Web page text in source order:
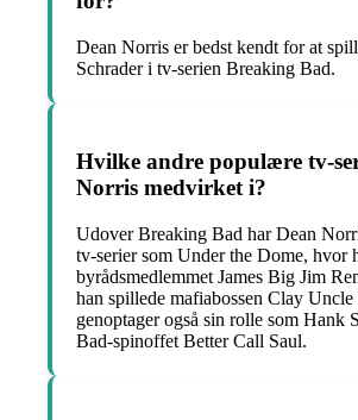
Dean Norris er bedst kendt for at
Schrader i tv-serien Breaking Bad.
Hvilke andre populære tv-
Norris medvirket i?
Udover Breaking Bad har Dean
tv-serier som Under the Dome, hvor
byrådsmedlemmet James Big Jim
han spillede mafiabossen Clay
genoptager også sin rolle som Hank
Bad-spinoffet Better Call Saul.